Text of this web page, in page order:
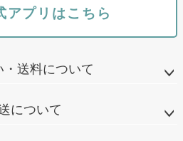
プリはこちら
・送料について
について